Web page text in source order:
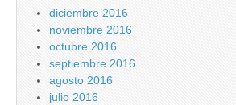
diciembre 2016
noviembre 2016
octubre 2016
septiembre 2016
agosto 2016
julio 2016